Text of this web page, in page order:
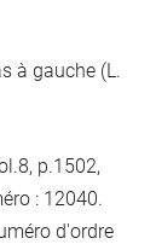
à gauche (L.
p.1502,
: 12040.
d'ordre